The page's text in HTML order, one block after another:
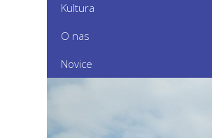
Kultura
O nas
Novice